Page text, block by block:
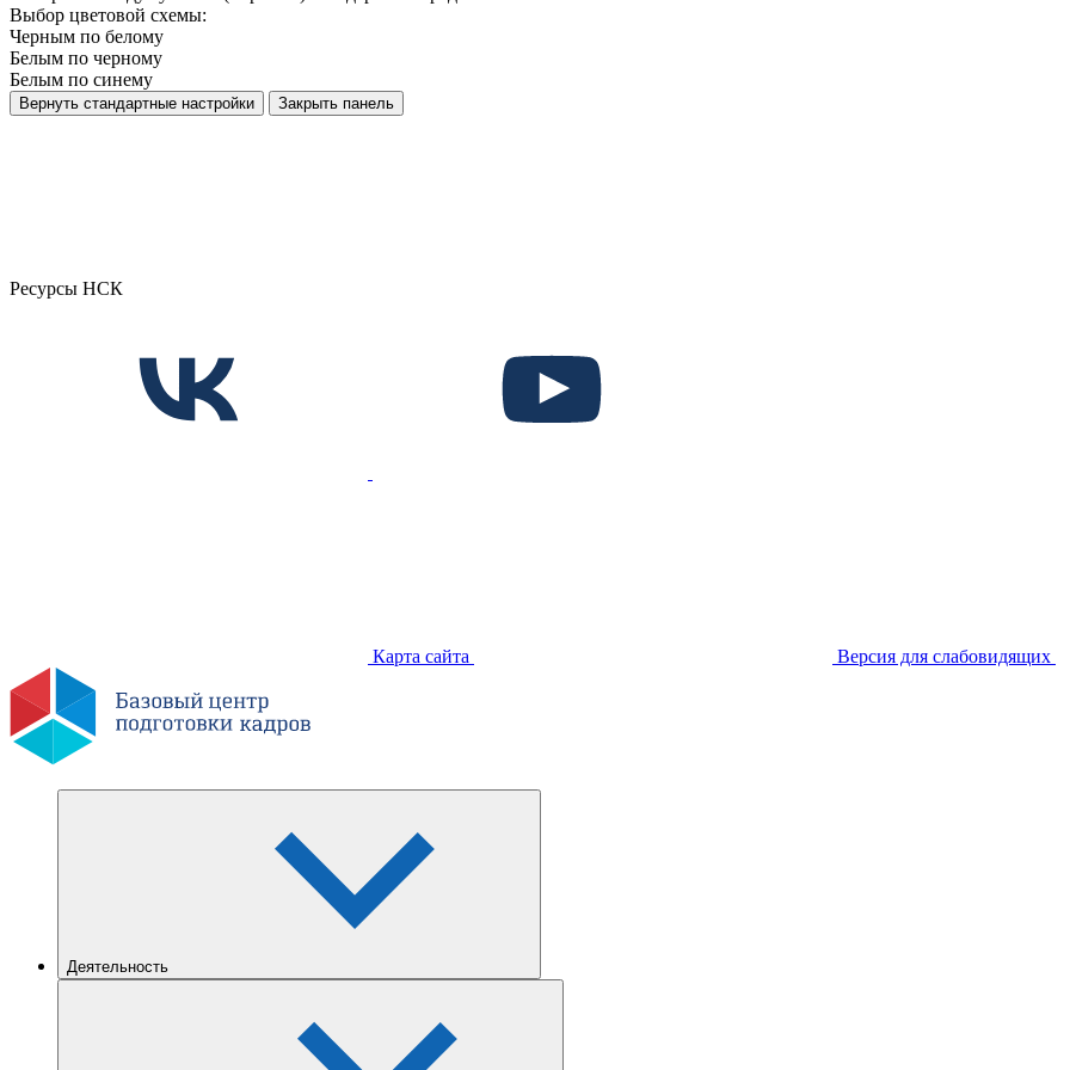
Выбор цветовой схемы:
Черным по белому
Белым по черному
Белым по синему
Вернуть стандартные настройки Закрыть панель
Ресурсы НСК
Карта сайта Версия для слабовидящих
Деятельность